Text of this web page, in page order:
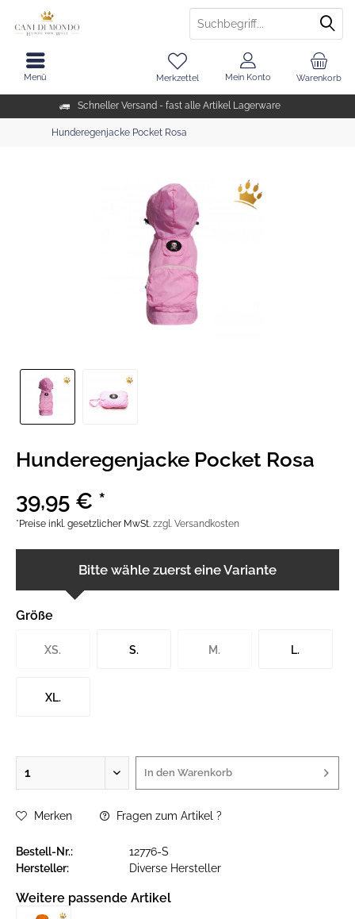
Schneller Versand - fast alle Artikel Lagerware
Warenkorb
Merkzettel Mein Konto
Menü
Hunderegenjacke Pocket Rosa
Hunderegenjacke Pocket Rosa
39,95 € *
*Preise inkl. gesetzlicher MwSt. zzgl. Versandkosten
Bitte wähle zuerst eine Variante
Größe
XS. S. M. L.
XL.
In den Warenkorb
Merken Fragen zum Artikel ?
Bestell-Nr.:
12776-S
Hersteller:
Diverse Hersteller
Weitere passende Artikel